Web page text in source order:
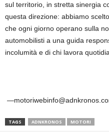
sul territorio, in stretta sinergia
questa direzione: abbiamo
che ogni giorno operano sulla
automobilisti a una guida
incolumità e di chi lavora
TAGS ADNKRONOS MOTORI